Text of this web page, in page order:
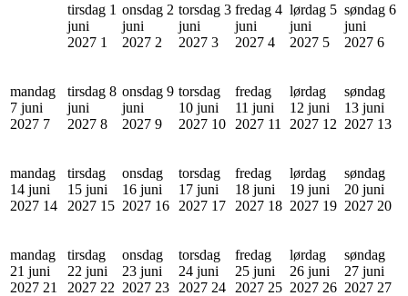
tirsdag 1
juni
2027 1
onsdag 2
juni
2027 2
torsdag 3
juni
2027 3
fredag 4
juni
2027 4
lørdag 5
juni
2027 5
søndag 6
juni
2027 6
mandag
7 juni
2027 7
tirsdag 8
juni
2027 8
onsdag 9
juni
2027 9
torsdag
10 juni
2027 10
fredag
11 juni
2027 11
lørdag
12 juni
2027 12
søndag
13 juni
2027 13
mandag
14 juni
2027 14
tirsdag
15 juni
2027 15
onsdag
16 juni
2027 16
torsdag
17 juni
2027 17
fredag
18 juni
2027 18
lørdag
19 juni
2027 19
søndag
20 juni
2027 20
mandag
21 juni
2027 21
tirsdag
22 juni
2027 22
onsdag
23 juni
2027 23
torsdag
24 juni
2027 24
fredag
25 juni
2027 25
lørdag
26 juni
2027 26
søndag
27 juni
2027 27